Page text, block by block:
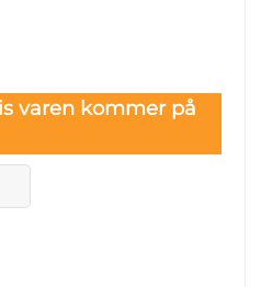
varen kommer på